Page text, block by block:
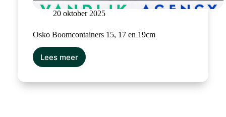
20 oktober 2025
Osko Boomcontainers 15, 17 en 19cm
Lees meer
Osko
15,